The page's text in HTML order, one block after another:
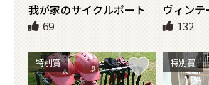
我が家のサイクルポート
69
ヴィン
ポート
132
特別賞 特別賞